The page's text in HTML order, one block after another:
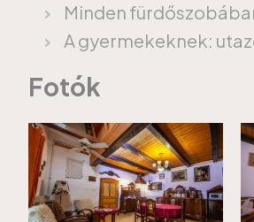
Minden
A gyermekeknek:
Fotók